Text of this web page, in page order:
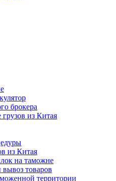
брокера
из Китая
из Китая
на таможне
товаров
территории